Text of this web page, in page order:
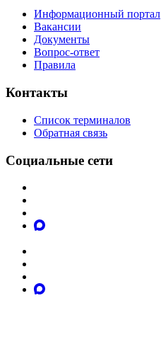
Информационный портал
Вакансии
Документы
Вопрос-ответ
Правила
Контакты
Список терминалов
Обратная связь
Социальные сети